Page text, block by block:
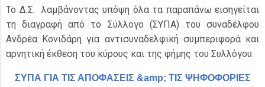
Το Δ.Σ. λαμβάνοντας υπόψη όλα τα παραπάνω εισηγείται
τη διαγραφή από το Σύλλογο (ΣΥΠΑ) του συναδέλφου
Ανδρέα Κονιδάρη για αντισυναδελφική συμπεριφορά και
αρνητική έκθεση του κύρους και της φήμης του Συλλόγου.
ΣΥΠΑ ΓΙΑ ΤΙΣ ΑΠΟΦΑΣΕΙΣ &amp; ΤΙΣ ΨΗΦΟΦΟΡΙΕΣ